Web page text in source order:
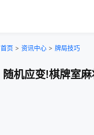
首页 > 资讯中心 > 牌局技巧
随机应变!棋牌室